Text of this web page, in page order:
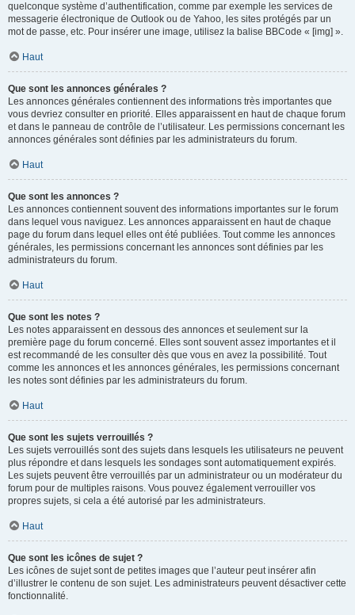
quelconque système d’authentification, comme par exemple les services de
messagerie électronique de Outlook ou de Yahoo, les sites protégés par un
mot de passe, etc. Pour insérer une image, utilisez la balise BBCode « [img] ».
Haut
Que sont les annonces générales ?
Les annonces générales contiennent des informations très importantes que
vous devriez consulter en priorité. Elles apparaissent en haut de chaque forum
et dans le panneau de contrôle de l’utilisateur. Les permissions concernant les
annonces générales sont définies par les administrateurs du forum.
Haut
Que sont les annonces ?
Les annonces contiennent souvent des informations importantes sur le forum
dans lequel vous naviguez. Les annonces apparaissent en haut de chaque
page du forum dans lequel elles ont été publiées. Tout comme les annonces
générales, les permissions concernant les annonces sont définies par les
administrateurs du forum.
Haut
Que sont les notes ?
Les notes apparaissent en dessous des annonces et seulement sur la
première page du forum concerné. Elles sont souvent assez importantes et il
est recommandé de les consulter dès que vous en avez la possibilité. Tout
comme les annonces et les annonces générales, les permissions concernant
les notes sont définies par les administrateurs du forum.
Haut
Que sont les sujets verrouillés ?
Les sujets verrouillés sont des sujets dans lesquels les utilisateurs ne peuvent
plus répondre et dans lesquels les sondages sont automatiquement expirés.
Les sujets peuvent être verrouillés par un administrateur ou un modérateur du
forum pour de multiples raisons. Vous pouvez également verrouiller vos
propres sujets, si cela a été autorisé par les administrateurs.
Haut
Que sont les icônes de sujet ?
Les icônes de sujet sont de petites images que l’auteur peut insérer afin
d’illustrer le contenu de son sujet. Les administrateurs peuvent désactiver cette
fonctionnalité.